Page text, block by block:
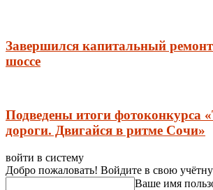
Завершился капитальный
шоссе
Подведены итоги фотоконкурса
дороги. Двигайся в ритме Сочи»
войти в систему
Добро пожаловать! Войдите в свою
Ваше имя